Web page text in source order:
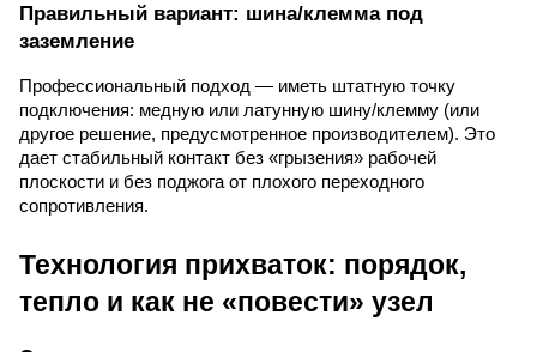
Правильный вариант: шина/клемма под
заземление
Профессиональный подход — иметь штатную точку
подключения: медную или латунную шину/клемму (или
другое решение, предусмотренное производителем). Это
дает стабильный контакт без «грызения» рабочей
плоскости и без поджога от плохого переходного
сопротивления.
Технология прихваток: порядок,
тепло и как не «повести» узел